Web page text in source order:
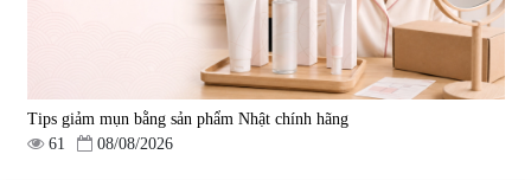
Tips giảm mụn bằng sản phẩm Nhật chính hãng
61
08/08/2026